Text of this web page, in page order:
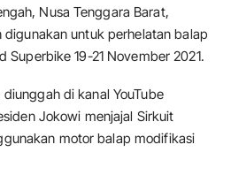
Nusa Tenggara Barat,
digunakan untuk perhelatan balap
Superbike 19-21 November 2021.
di kanal YouTube
Jokowi menjajal Sirkuit
motor balap modifikasi